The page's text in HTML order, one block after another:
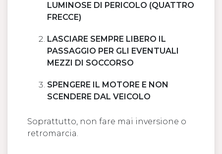
LUMINOSE DI PERICOLO (QUATTRO
FRECCE)
LASCIARE SEMPRE LIBERO IL
PASSAGGIO PER GLI EVENTUALI
MEZZI DI SOCCORSO
SPENGERE IL MOTORE E NON
SCENDERE DAL VEICOLO
Soprattutto, non fare mai inversione o
retromarcia.